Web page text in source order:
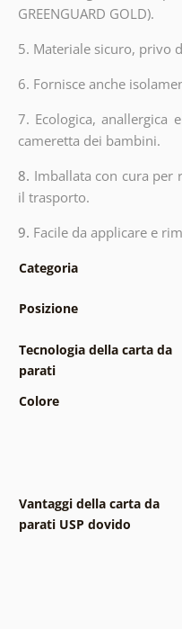
GREENGUARD GOLD).
5. Materiale sicuro, privo
6. Fornisce anche
7. Ecologica, anallergica
cameretta dei bambini.
8. Imballata con cura
il trasporto.
9. Facile da applicare e
Categoria
Posizione
Tecnologia della carta da
parati
Colore
Vantaggi della carta da
parati USP dovido